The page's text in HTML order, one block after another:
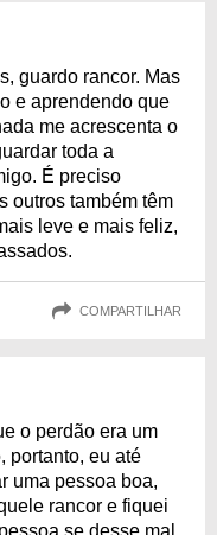
guardo rancor. Mas
e aprendendo que
me acrescenta o
toda a
É preciso
outros também têm
leve e mais feliz,
COMPARTILHAR
o perdão era um
portanto, eu até
uma pessoa boa,
rancor e fiquei
se desse mal.